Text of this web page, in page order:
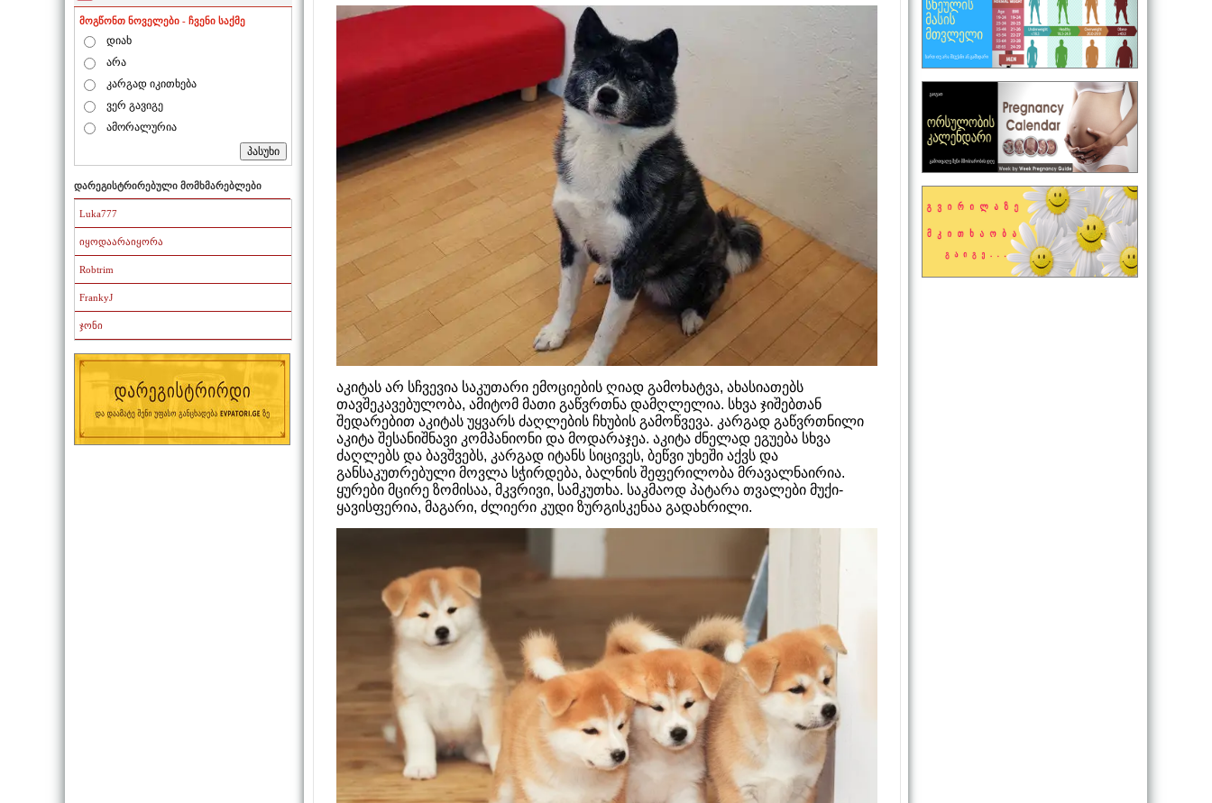
მოგწონთ ნოველები - ჩვენი საქმე
დიახ
არა
კარგად იკითხება
ვერ გავიგე
ამორალურია
დარეგისტრირებული მომხმარებლები
Luka777
იყოდაარაიყორა
Robtrim
FrankyJ
ჯონი
აკიტას არ სჩვევია საკუთარი ემოციების ღიად გამოხატვა, ახასიათებს
თავშეკავებულობა, ამიტომ მათი გაწვრთნა დამღლელია. სხვა ჯიშებთან
შედარებით აკიტას უყვარს ძაღლების ჩხუბის გამოწვევა. კარგად გაწვრთნილი
აკიტა შესანიშნავი კომპანიონი და მოდარაჯეა. აკიტა ძნელად ეგუება სხვა
ძაღლებს და ბავშვებს, კარგად იტანს სიცივეს, ბეწვი უხეში აქვს და
განსაკუთრებული მოვლა სჭირდება, ბალნის შეფერილობა მრავალნაირია.
ყურები მცირე ზომისაა, მკვრივი, სამკუთხა. საკმაოდ პატარა თვალები მუქი-
ყავისფერია, მაგარი, ძლიერი კუდი ზურგისკენაა გადახრილი.